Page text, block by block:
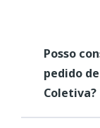
O cartão
da
Posso
pedido
Coletiva?